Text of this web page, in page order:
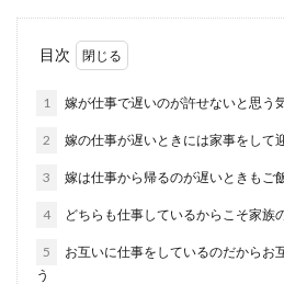
か？後悔をするの
ると言えるでし...
結婚式の革靴
目次
1 嫁が仕事で遅いのが許せないと思う
2 嫁の仕事が遅いときには家事をして
3 嫁は仕事から帰るのが遅いときもご
4 どちらも仕事しているからこそ家族
5
お互いに仕事をしているのだからお
う